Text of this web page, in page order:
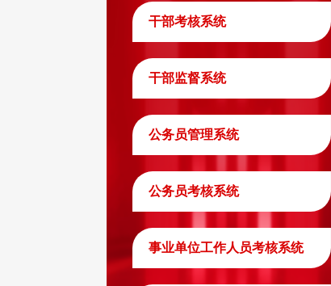
干部考核系统
干部监督系统
公务员管理系统
公务员考核系统
事业单位工作人员考核系统